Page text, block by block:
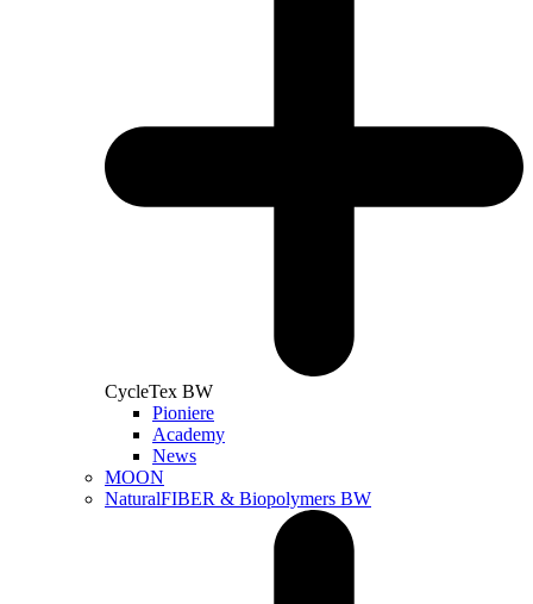
CycleTex BW
Pioniere
Academy
News
MOON
NaturalFIBER & Biopolymers BW